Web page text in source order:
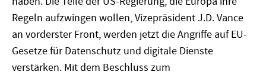
Regeln aufzwingen wollen, Vizepräsident J.D. Vance
an vorderster Front, werden jetzt die Angriffe auf EU-
Gesetze für Datenschutz und digitale Dienste
verstärken. Mit dem Beschluss zum